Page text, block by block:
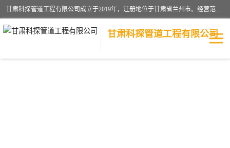
甘肃科探管道工程有限公司成立于2019年，注册地位于甘肃省兰州市。经营范围包括管道安装、清洗、疏通、维修、检测，防水工程，工程钻孔，化粪池清理，暖气安装，给排水管道安装维修，室内外管道如消防、供水、供热管道漏水检测定位，室内外防水堵漏等。
甘肃科探管道工程有限公司